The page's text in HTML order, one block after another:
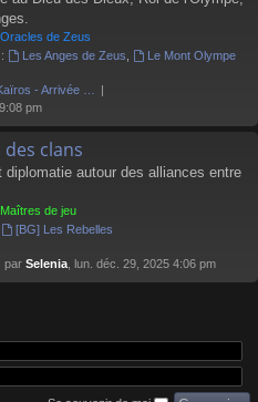
Oracles de Zeus
Les Anges de Zeus
Le Mont Olympe
- Arrivée …
pm
clans
diplomatie autour des alliances entre
Maîtres de jeu
[BG] Les Rebelles
par Selenia , lun. déc. 29, 2025 4:06 pm